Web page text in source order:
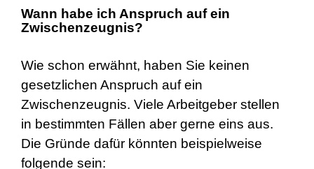
Wann habe ich Anspruch auf ein
Zwischenzeugnis?
Wie schon erwähnt, haben Sie keinen
gesetzlichen Anspruch auf ein
Zwischenzeugnis. Viele Arbeitgeber stellen
in bestimmten Fällen aber gerne eins aus.
Die Gründe dafür könnten beispielweise
folgende sein: